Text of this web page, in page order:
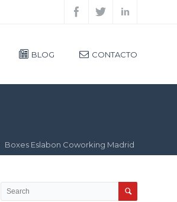
BLOG CONTACTO
Boxes Eslabon Coworking Madrid